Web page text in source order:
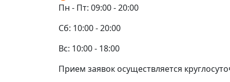
Пн - Пт: 09:00 - 20:00
Сб: 10:00 - 20:00
Вс: 10:00 - 18:00
Прием заявок осуществляется